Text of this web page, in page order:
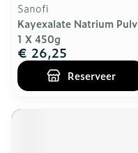
Sanofi
Kayexalate Natrium Pulv
1 X 450g
€ 26,25
Reserveer